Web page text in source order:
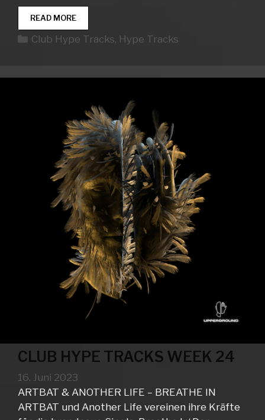
READ MORECLUB
HYPE
TRACKS
Kategorien
Club Hype Tracks, Hype Tracks
CLUB HYPE TRACKS WEEK 24
16. Juni 2023
ARTBAT & ANOTHER LIFE – BREATHE IN
ARTBAT und Another Life vereinen ihre Kräfte